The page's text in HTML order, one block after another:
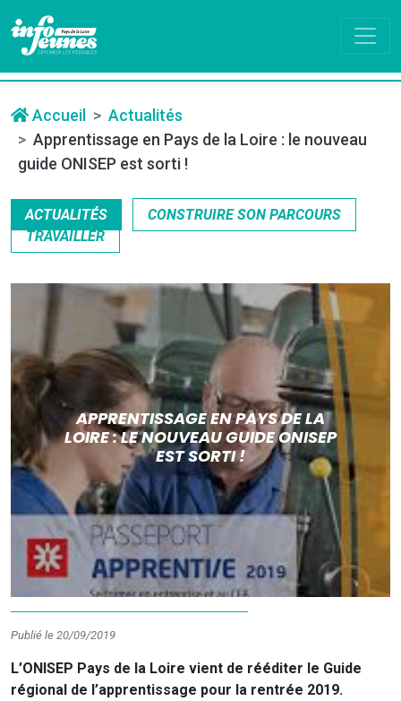
Accueil
Actualités
Apprentissage en Pays de la Loire : le nouveau
guide ONISEP est sorti !
ACTUALITÉS
CONSTRUIRE SON PARCOURS
TRAVAILLER
APPRENTISSAGE EN PAYS DE LA
LOIRE : LE NOUVEAU GUIDE ONISEP
EST SORTI !
Publié le 20/09/2019
L’ONISEP Pays de la Loire vient de rééditer le Guide
régional de l’apprentissage pour la rentrée 2019.